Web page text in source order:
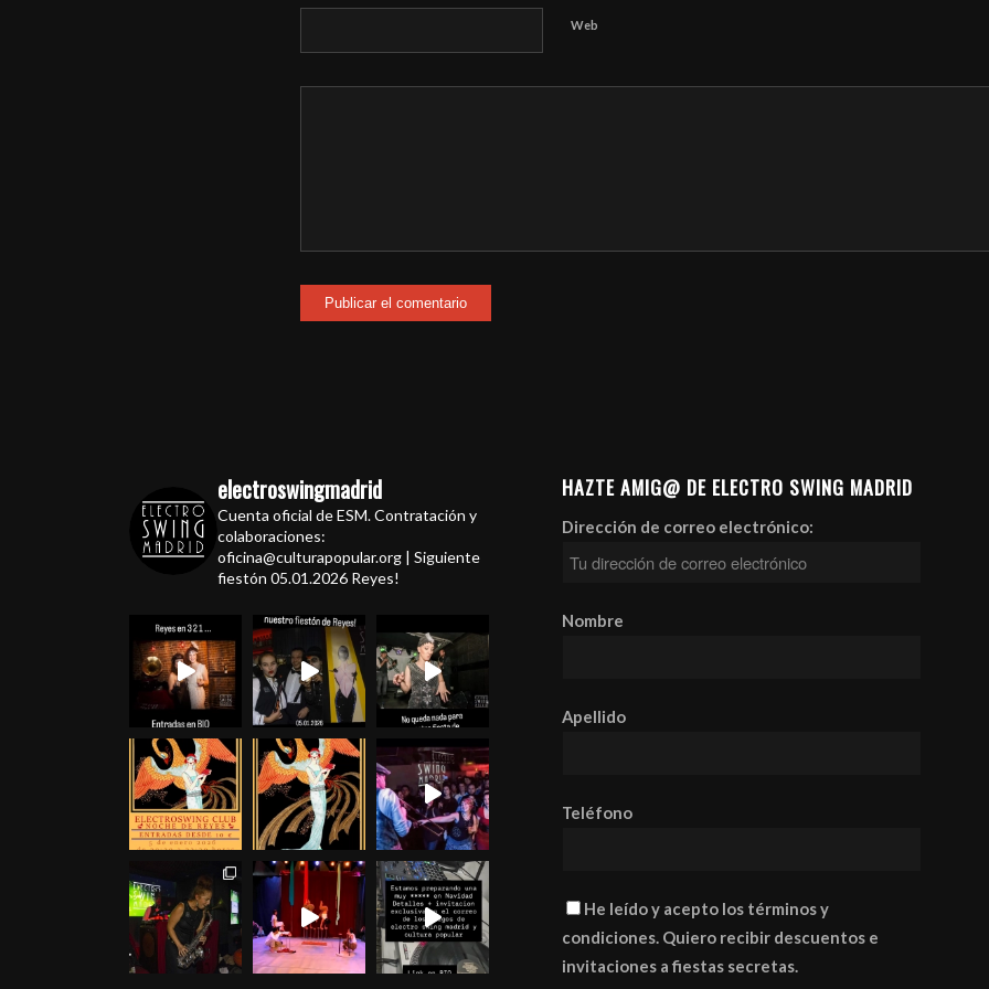
Web
electroswingmadrid
Cuenta oficial de ESM. Contratación y
colaboraciones:
oficina@culturapopular.org | Siguiente
fiestón 05.01.2026 Reyes!
HAZTE AMIG@ DE ELECTRO SWING MADRID
Dirección de correo electrónico:
Nombre
Apellido
Teléfono
He leído y acepto los términos y
condiciones. Quiero recibir descuentos e
invitaciones a fiestas secretas.